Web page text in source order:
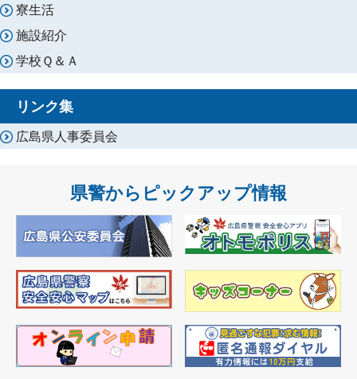
寮生活
施設紹介
学校Ｑ＆Ａ
リンク集
広島県人事委員会
県警からピックアップ情報